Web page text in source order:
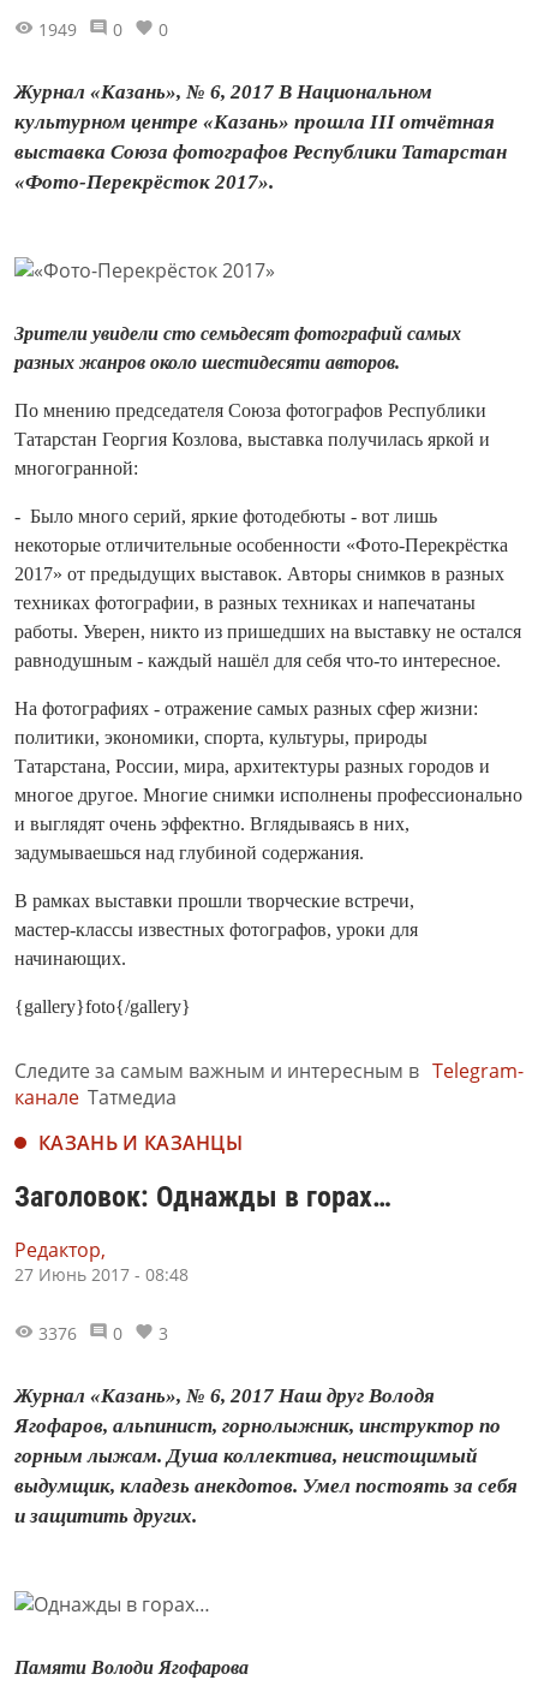
1949 0 0
Журнал «Казань», № 6, 2017 В Национальном
культурном центре «Ка­зань» прошла III отчётная
выставка Союза фотографов Респуб­лики Татарстан
«Фото‑Перекрёсток 2017».
Зрители увидели сто семьдесят фотографий самых
разных жанров около шестидесяти авторов.
По мнению председателя Союза фотографов Респуб­лики
Татарстан Георгия Козлова, выставка получилась яркой и
многогранной:
- Было много серий, яркие фотодебюты - вот лишь
некоторые отличительные особенности «Фото‑Перекрёстка
2017» от предыдущих выставок. Авторы снимков в разных
техниках фотографии, в разных техниках и напечатаны
работы. Уверен, никто из пришедших на выставку не остался
равнодушным - каждый нашёл для себя что‑то интересное.
На фотографиях - отражение самых разных сфер жизни:
политики, экономики, спорта, культуры, природы
Татарстана, России, мира, архитектуры разных городов и
многое другое. Многие снимки исполнены профессио­нально
и выглядят очень эффектно. Вглядываясь в них,
задумываешься над глубиной содержания.
В рамках выставки прошли творческие встречи,
мастер‑классы известных фотографов, уроки для
начинающих.
{gallery}foto{/gallery}
Следите за самым важным и интересным в Telegram-
канале Татмедиа
КАЗАНЬ И КАЗАНЦЫ
Заголовок: Однажды в горах…
Редактор,
27 Июнь 2017 - 08:48
3376 0 3
Журнал «Казань», № 6, 2017 Наш друг Володя
Ягофаров, альпинист, горнолыжник, инструктор по
горным лыжам. Душа коллектива, неистощимый
выдумщик, кладезь анекдотов. Умел постоять за себя
и защитить других.
Памяти Володи Ягофарова